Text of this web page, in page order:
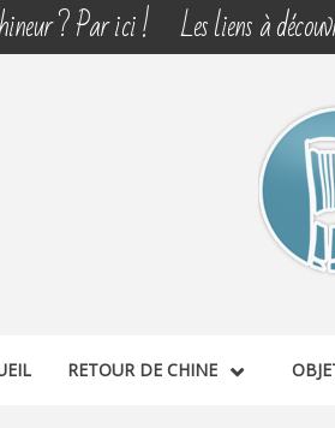
? Par ici ! Les liens à
RETOUR DE CHINE